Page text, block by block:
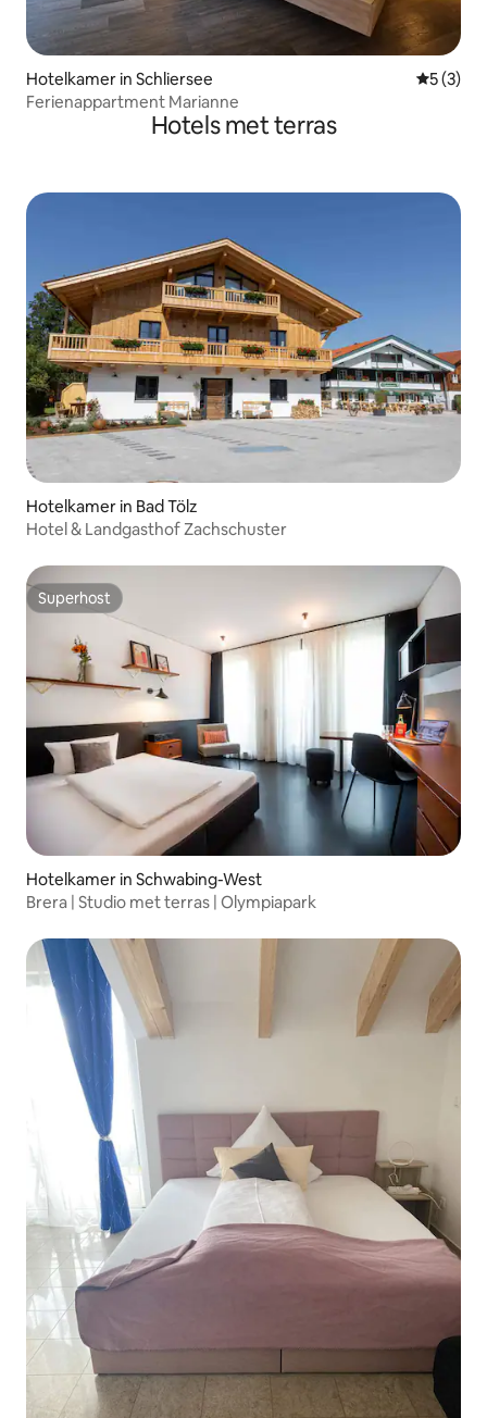
Hotelkamer in Schliersee
5 (3)
Ferienappartment Marianne
Hotels met terras
Hotelkamer in Bad Tölz
Hotel & Landgasthof Zachschuster
Superhost
Superhost
Hotelkamer in Schwabing-West
Brera | Studio met terras | Olympiapark